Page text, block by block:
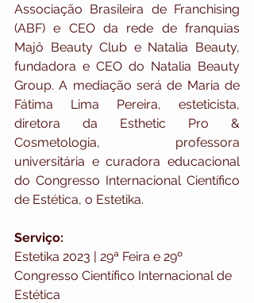
Associação Brasileira de Franchising
(ABF) e CEO da rede de franquias
Majô Beauty Club e Natalia Beauty,
fundadora e CEO do Natalia Beauty
Group. A mediação será de Maria de
Fátima Lima Pereira, esteticista,
diretora da Esthetic Pro &
Cosmetologia, professora
universitária e curadora educacional
do Congresso Internacional Científico
de Estética, o Estetika.
Serviço:
Estetika 2023 | 29ª Feira e 29º
Congresso Científico Internacional de
Estética